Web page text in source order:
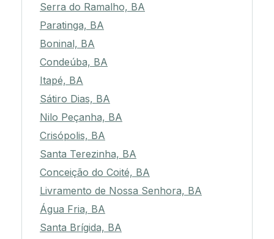
Serra do Ramalho, BA
Paratinga, BA
Boninal, BA
Condeúba, BA
Itapé, BA
Sátiro Dias, BA
Nilo Peçanha, BA
Crisópolis, BA
Santa Terezinha, BA
Conceição do Coité, BA
Livramento de Nossa Senhora, BA
Água Fria, BA
Santa Brígida, BA